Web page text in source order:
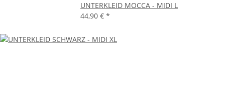
UNTERKLEID MOCCA - MIDI L
44,90 € *